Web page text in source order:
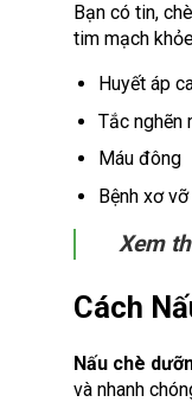
Bạn có tin,
tim mạch
Huyết áp
Tắc nghẽn
Máu đông
Bệnh xơ
Xem
Cách
Nấu chè
và nhanh